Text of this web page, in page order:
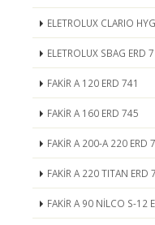
ELETROLUX CLARIO
ELETROLUX SBAG ERD
FAKİR A 120 ERD 741
FAKİR A 160 ERD 745
FAKİR A 200-A 220 ERD
FAKİR A 220 TITAN ERD
FAKİR A 90 NİLCO S-12